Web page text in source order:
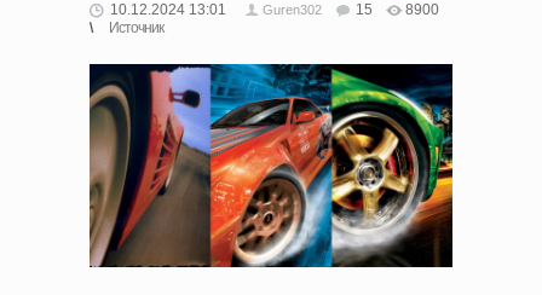
10.12.2024 13:01 Guren302 15
8900
Источник